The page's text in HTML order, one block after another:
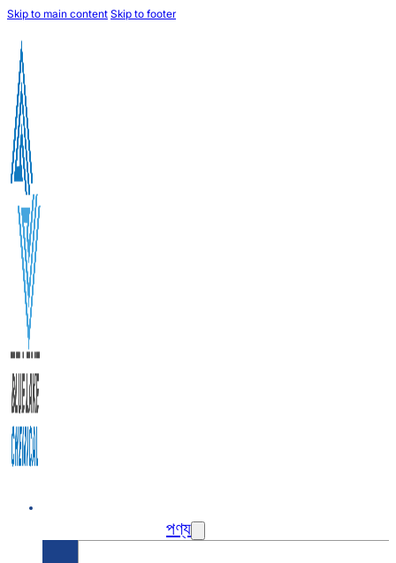
Skip to main content Skip to footer
পণ্য